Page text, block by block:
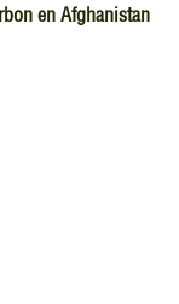
en Afghanistan